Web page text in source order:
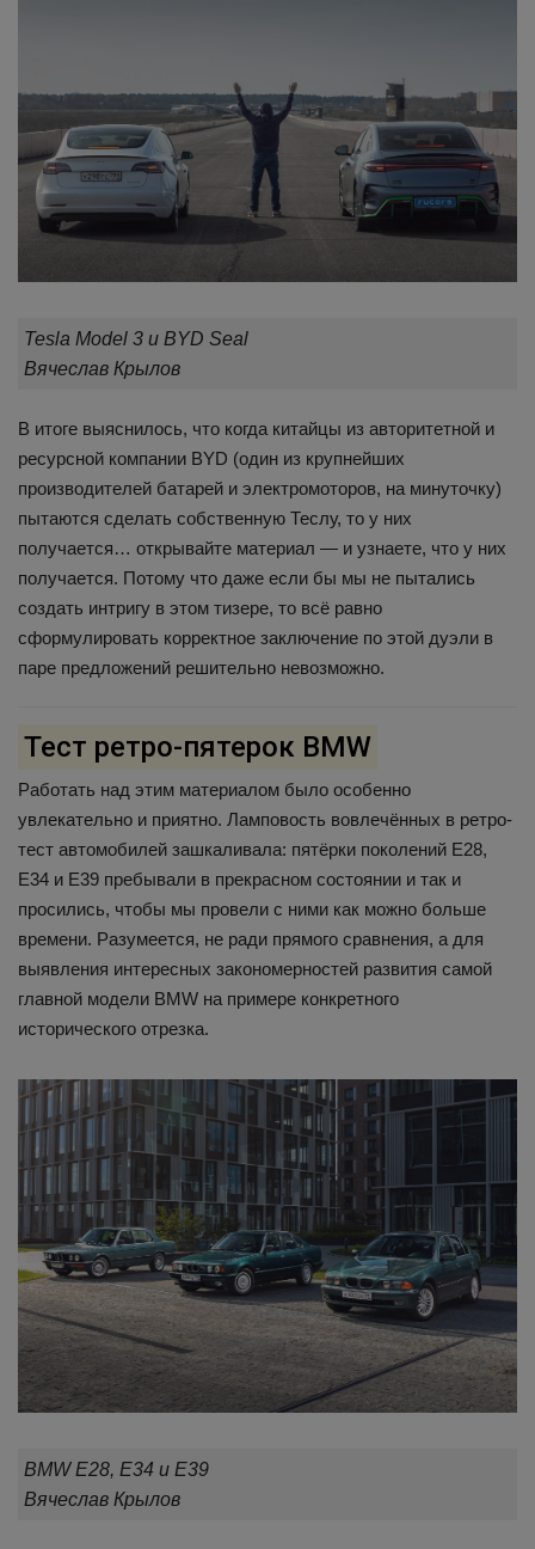
Tesla Model 3 и BYD Seal
Вячеслав Крылов
В итоге выяснилось, что когда китайцы из авторитетной и
ресурсной компании BYD (один из крупнейших
производителей батарей и электромоторов, на минуточку)
пытаются сделать собственную Теслу, то у них
получается… открывайте материал — и узнаете, что у них
получается. Потому что даже если бы мы не пытались
создать интригу в этом тизере, то всё равно
сформулировать корректное заключение по этой дуэли в
паре предложений решительно невозможно.
Тест ретро-пятерок BMW
Работать над этим материалом было особенно
увлекательно и приятно. Ламповость вовлечённых в ретро-
тест автомобилей зашкаливала: пятёрки поколений E28,
E34 и E39 пребывали в прекрасном состоянии и так и
просились, чтобы мы провели с ними как можно больше
времени. Разумеется, не ради прямого сравнения, а для
выявления интересных закономерностей развития самой
главной модели BMW на примере конкретного
исторического отрезка.
BMW E28, E34 и E39
Вячеслав Крылов